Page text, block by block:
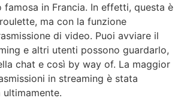
famosa in Francia. In effetti, questa è
ma con la funzione
di video. Puoi avviare il
e altri utenti possono guardarlo,
chat e così by way of. La maggior
in streaming è stata